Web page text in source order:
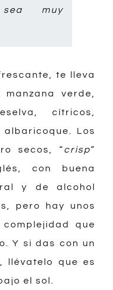
muy
te lleva
verde,
cítricos,
Los
secos, “crisp”
con buena
y de alcohol
pero hay unos
que
Y si das con un
llévatelo que es
el sol.